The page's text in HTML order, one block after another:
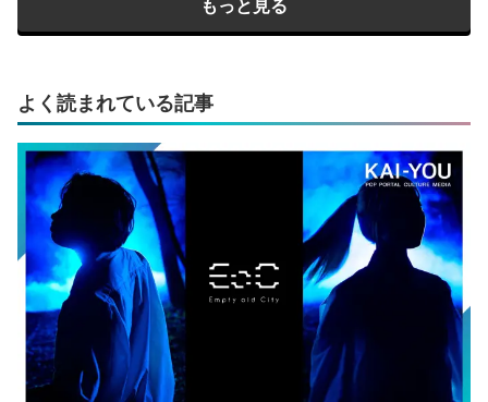
もっと見る
よく読まれている記事